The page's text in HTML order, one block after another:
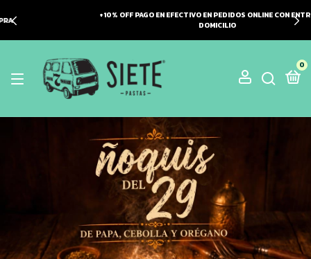
+10% OFF PAGO EN EFECTIVO EN PEDIDOS ONLINE CON ENTREGAS A
0